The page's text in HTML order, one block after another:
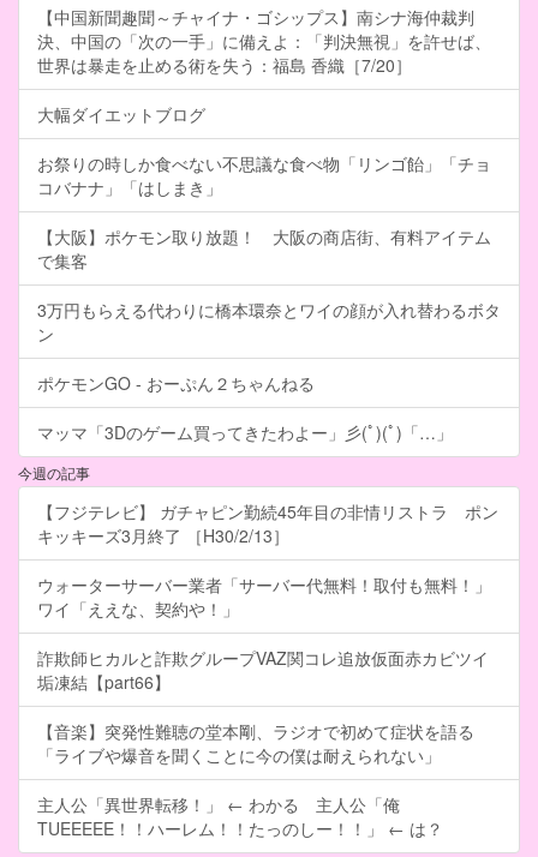
【中国新聞趣聞～チャイナ・ゴシップス】南シナ海仲裁判
決、中国の「次の一手」に備えよ：「判決無視」を許せば、
世界は暴走を止める術を失う：福島 香織［7/20］
大幅ダイエットブログ
お祭りの時しか食べない不思議な食べ物「リンゴ飴」「チョ
コバナナ」「はしまき」
【大阪】ポケモン取り放題！ 大阪の商店街、有料アイテム
で集客
3万円もらえる代わりに橋本環奈とワイの顔が入れ替わるボタ
ン
ポケモンGO - おーぷん２ちゃんねる
マッマ「3Dのゲーム買ってきたわよー」彡(ﾟ)(ﾟ)「…」
今週の記事
【フジテレビ】 ガチャピン勤続45年目の非情リストラ ポン
キッキーズ3月終了 ［H30/2/13］
ウォーターサーバー業者「サーバー代無料！取付も無料！」
ワイ「ええな、契約や！」
詐欺師ヒカルと詐欺グループVAZ関コレ追放仮面赤カビツイ
垢凍結【part66】
【音楽】突発性難聴の堂本剛、ラジオで初めて症状を語る
「ライブや爆音を聞くことに今の僕は耐えられない」
主人公「異世界転移！」 ← わかる 主人公「俺
TUEEEEE！！ハーレム！！たっのしー！！」 ← は？